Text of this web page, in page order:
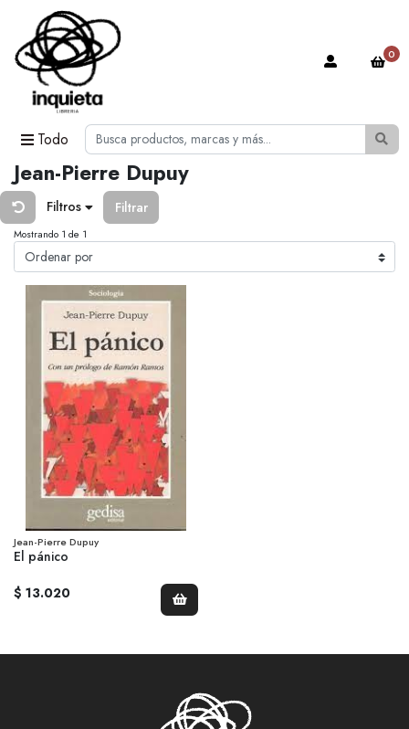
Todo
0
Jean-Pierre Dupuy
Filtros Filtrar
Mostrando 1 de 1
Jean-Pierre Dupuy
El pánico
$ 13.020